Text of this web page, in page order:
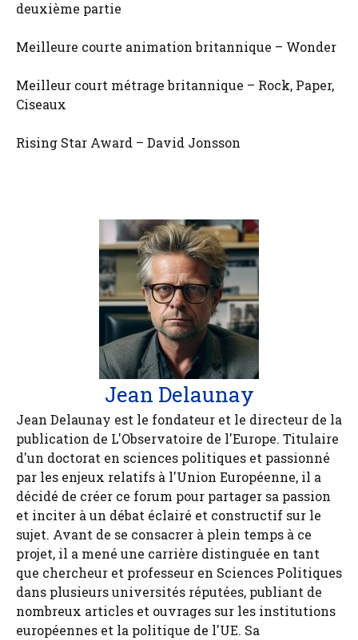
deuxième partie
Meilleure courte animation britannique – Wonder
Meilleur court métrage britannique – Rock, Paper,
Ciseaux
Rising Star Award – David Jonsson
Jean Delaunay
Jean Delaunay est le fondateur et le directeur de la
publication de L'Observatoire de l'Europe. Titulaire
d'un doctorat en sciences politiques et passionné
par les enjeux relatifs à l'Union Européenne, il a
décidé de créer ce forum pour partager sa passion
et inciter à un débat éclairé et constructif sur le
sujet. Avant de se consacrer à plein temps à ce
projet, il a mené une carrière distinguée en tant
que chercheur et professeur en Sciences Politiques
dans plusieurs universités réputées, publiant de
nombreux articles et ouvrages sur les institutions
européennes et la politique de l'UE. Sa